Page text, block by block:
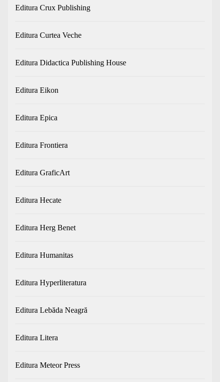
Editura Crux Publishing
Editura Curtea Veche
Editura Didactica Publishing House
Editura Eikon
Editura Epica
Editura Frontiera
Editura GraficArt
Editura Hecate
Editura Herg Benet
Editura Humanitas
Editura Hyperliteratura
Editura Lebăda Neagră
Editura Litera
Editura Meteor Press